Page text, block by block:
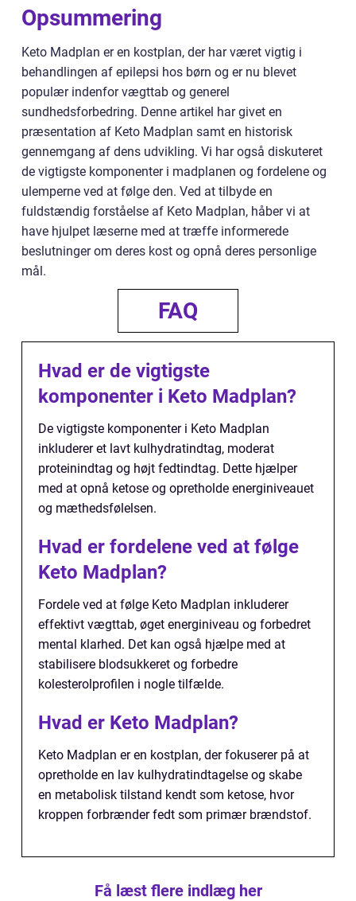
Opsummering
Keto Madplan er en kostplan, der har været vigtig i
behandlingen af epilepsi hos børn og er nu blevet
populær indenfor vægttab og generel
sundhedsforbedring. Denne artikel har givet en
præsentation af Keto Madplan samt en historisk
gennemgang af dens udvikling. Vi har også diskuteret
de vigtigste komponenter i madplanen og fordelene og
ulemperne ved at følge den. Ved at tilbyde en
fuldstændig forståelse af Keto Madplan, håber vi at
have hjulpet læserne med at træffe informerede
beslutninger om deres kost og opnå deres personlige
mål.
FAQ
Hvad er de vigtigste
komponenter i Keto Madplan?
De vigtigste komponenter i Keto Madplan
inkluderer et lavt kulhydratindtag, moderat
proteinindtag og højt fedtindtag. Dette hjælper
med at opnå ketose og opretholde energiniveauet
og mæthedsfølelsen.
Hvad er fordelene ved at følge
Keto Madplan?
Fordele ved at følge Keto Madplan inkluderer
effektivt vægttab, øget energiniveau og forbedret
mental klarhed. Det kan også hjælpe med at
stabilisere blodsukkeret og forbedre
kolesterolprofilen i nogle tilfælde.
Hvad er Keto Madplan?
Keto Madplan er en kostplan, der fokuserer på at
opretholde en lav kulhydratindtagelse og skabe
en metabolisk tilstand kendt som ketose, hvor
kroppen forbrænder fedt som primær brændstof.
Få læst flere indlæg her